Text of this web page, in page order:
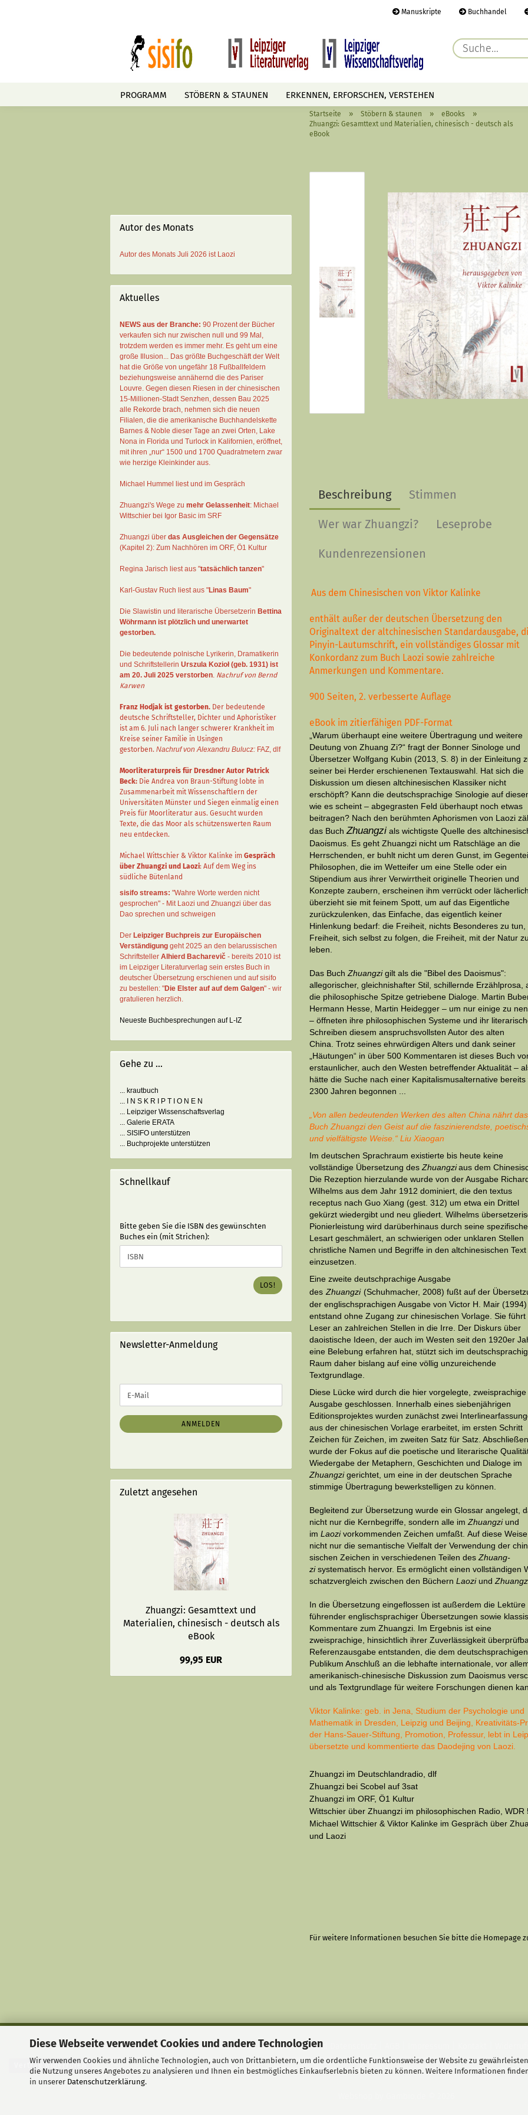
Diese Webseite verwendet Cookies und andere Technologien
Wir verwenden Cookies und ähnliche Technologien, auch von Drittanbietern, um die ordentliche Funktionsweise der Website zu
die Nutzung unseres Angebotes zu analysieren und Ihnen ein bestmögliches Einkaufserlebnis bieten zu können. Weitere Informationen
in unserer Datenschutzerklärung.
Manuskripte Buchhandel
PROGRAMM STÖBERN & STAUNEN ERKENNEN, ERFORSCHEN, VERSTEHEN
AUTOREN TERMINE HÖREN & SEHEN
Startseite » Stöbern & staunen » eBooks »
Zhuangzi: Gesamttext und Materialien, chinesisch - deutsch als
eBook
Beschreibung Stimmen
Wer war Zhuangzi? Leseprobe
Kundenrezensionen
Aus dem Chinesischen von Viktor Kalinke
enthält außer der deutschen Übersetzung den
Originaltext der altchinesischen Standardausgabe,
Pinyin-Lautumschrift, ein vollständiges Glossar mit
Konkordanz zum Buch Laozi sowie zahlreiche
Anmerkungen und Kommentare.
900 Seiten, 2. verbesserte Auflage
eBook im zitierfähigen PDF-Format
„Warum überhaupt eine weitere Übertragung und weitere
Deutung von Zhuang Zi?“ fragt der Bonner Sinologe und
Übersetzer Wolfgang Kubin (2013, S. 8) in der Einleitung
seiner bei Herder erschienenen Textauswahl. Hat sich die
Diskussion um diesen altchinesischen Klassiker nicht
erschöpft? Kann die deutschsprachige Sinologie auf
wie es scheint – abgegrasten Feld überhaupt noch etwas
beitragen? Nach den berühmten Aphorismen von Laozi
das BuchZhuangzi als wichtigste Quelle des
Daoismus. Es geht Zhuangzi nicht um Ratschläge an die
Herrschenden, er buhlt nicht um deren Gunst, im
Philosophen, die im Wetteifer um eine Stelle oder ein
Stipendium aus ihrer Verwirrtheit originelle Theorien und
Konzepte zaubern, erscheinen ihm verrückt oder
überzieht sie mit feinem Spott, um auf das Eigentliche
zurückzulenken, das Einfache, das eigentlich keiner
Hinlenkung bedarf: die Freiheit, nichts Besonderes zu tun,
Freiheit, sich selbst zu folgen, die Freiheit, mit der Natur zu
leben.
Das BuchZhuangzigilt als die "Bibel des Daoismus":
allegorischer, gleichnishafter Stil, schillernde Erzählprosa,
die philosophische Spitze getriebene Dialoge. Martin
Hermann Hesse, Martin Heidegger – um nur einige zu
– öffneten ihre philosophischen Systeme und ihr
Schreiben diesem anspruchsvollsten Autor des alten
China. Trotz seines ehrwürdigen Alters und dank seiner
„Häutungen“ in über 500 Kommentaren ist dieses Buch
erstaunlicher, auch den Westen betreffender Aktualität –
hätte die Suche nach einer Kapitalismusalternative bereits
2300 Jahren begonnen ...
„Von allen bedeutenden Werken des alten China nährt das
Buch Zhuangzi den Geist auf die faszinierendste,
und vielfältigste Weise.“ Liu Xiaogan
Im deutschen Sprachraum existierte bis heute keine
vollständige Übersetzung desZhuangziaus dem
Die Rezeption hierzulande wurde von der Ausgabe
Wilhelms aus dem Jahr 1912 dominiert, die den textus
receptus nach Guo Xiang (gest. 312) um etwa ein Drittel
gekürzt wiedergibt und neu gliedert. Wil­helms
Pionierleistung wird darüberhinaus durch seine spezifische
Lesart ge­schmälert, an schwierigen oder unklaren Stellen
christliche Namen und Begriffe in den alt­chinesischen Text
einzusetzen.
Eine zweite deutschprachige Ausgabe
des Zhuangzi (Schuhmacher, 2008) fußt auf der
der englischsprachigen Ausgabe von Victor H. Mair
entstand ohne Zugang zur chinesischen Vorlage. Sie führt
Leser an zahl­reichen Stellen in die Irre. Der Diskurs über
daoistische Ideen, der auch im Westen seit den 1920er
eine Belebung erfahren hat, stützt sich im
Raum daher bislang auf eine völlig unzureichende
Textgrundlage.
Diese Lücke wird durch die hier vorgelegte, zweisprachige
Ausgabe geschlos­sen. Inner­halb eines siebenjährigen
Editionsprojektes wurden zunächst zwei
aus der chi­­ne­si­schen Vorlage erarbeitet, im ersten Schritt
Zeichen für Zeichen, im zweiten Satz für Satz.
wurde der Fokus auf die poetische und literarische
Wiedergabe der Metaphern, Ge­schichten und Dialoge im
Zhuangzigerichtet, um eine in der deutschen Sprache
stimmige Übertragung bewerkstelligen zu können.
Begleitend zur Übersetzung wurde ein Glossar angelegt,
nicht nur die Kernbegriffe, sondern alle imZhuangziund
imLaozivorkommenden Zeichen umfaßt. Auf diese
nicht nur die seman­tische Vielfalt der Verwendung der
sischen Zeichen in ver­schiedenen Teilen desZhuang­­
zisystematisch hervor. Es ermöglicht einen vollständigen
schatzvergleich zwischen den BüchernLaoziund
In die Übersetzung eingeflossen ist außerdem die Lektüre
führender eng­lisch­sprachiger Übersetzungen sowie
Kommentare zum Zhuangzi. Im Ergebnis ist eine
zweisprachige, hin­sichtlich ihrer Zuverlässigkeit
Referenz­ausgabe ent­­stan­den, die dem deutsch­sprachigen
Publikum Anschluß an die lebhafte internationale, vor
ameri­kanisch-chinesische Diskussion zum Daoismus
und als Textgrundlage für weitere Forschungen dienen
Viktor Kalinke: geb. in Jena, Studium der Psychologie und
Mathematik in Dresden, Leipzig und Beijing, Kreativitäts-
der Hans-Sauer-Stiftung, Promotion, Professur, lebt in
übersetzte und kommentierte das Daodejing von Laozi.
Zhuangzi im Deutschlandradio , dlf
Zhuangzi bei Scobel auf 3sat
Zhuangzi im ORF, Ö1 Kultur
Wittschier über Zhuangzi im philosophischen Radio , WDR
Michael Wittschier & Viktor Kalinke im Gespräch über
und Laozi
Für weitere Informationen besuchen Sie bitte die Homepage
Autor des Monats
Autor des Monats Juli 2026 ist Laozi
Aktuelles
NEWS aus der Branche: 90 Prozent der Bücher
verkaufen sich nur zwischen null und 99 Mal ,
trotzdem werden es immer mehr. Es geht um eine
große Illusion... Das größte Buchgeschäft der Welt
hat die Größe von ungefähr 18 Fußballfeldern
beziehungsweise annähernd die des Pariser
Louvre. Gegen diesen Riesen in der chinesischen
15-Millionen-Stadt Senzhen, dessen Bau 2025
alle Rekorde brach, nehmen sich die neuen
Filialen, die die amerikanische Buchhandelskette
Barnes & Noble dieser Tage an zwei Orten, Lake
Nona in Florida und Turlock in Kalifornien, eröffnet,
mit ihren „nur“ 1500 und 1700 Quadratmetern zwar
wie herzige Kleinkinder aus.
Michael Hummel liest und im Gespräch
Zhuangzi's Wege zu mehr Gelassenheit: Michael
Wittschier bei Igor Basic im SRF
Zhuangzi über das Ausgleichen der Gegensätze
(Kapitel 2): Zum Nachhören im ORF, Ö1 Kultur
Regina Jarisch liest aus "tatsächlich tanzen"
Karl-Gustav Ruch liest aus "Linas Baum"
Die Slawistin und literarische Übersetzerin Bettina
Wöhrmann ist plötzlich und unerwartet
gestorben.
Die bedeutende polnische Lyrikerin, Dramatikerin
und Schriftstellerin Urszula Kozioł (geb. 1931) ist
am 20. Juli 2025 verstorben. Nachruf von Bernd
Karwen
Franz Hodjak ist gestorben. Der bedeutende
deutsche Schriftsteller, Dichter und Aphoristiker
ist am 6. Juli nach langer schwerer Krankheit im
Kreise seiner Familie in Usingen
gestorben. Nachruf von Alexandru Bulucz: FAZ, dlf
Moorliteraturpreis für Dresdner Autor Patrick
Beck: Die Andrea von Braun-Stiftung lobte in
Zusammenarbeit mit Wissenschaftlern der
Universitäten Münster und Siegen einmalig einen
Preis für Moorliteratur aus. Gesucht wurden
Texte, die das Moor als schützenswerten Raum
neu entdecken.
Michael Wittschier & Viktor Kalinke im Gespräch
über Zhuangzi und Laozi: Auf dem Weg ins
südliche Bütenland
sisifo streams: "Wahre Worte werden nicht
gesprochen" - Mit Laozi und Zhuangzi über das
Dao sprechen und schweigen
Der Leipziger Buchpreis zur Europäischen
Verständigung geht 2025 an den belarussischen
Schriftsteller Alhierd Bacharevič - bereits 2010 ist
im Leipziger Literaturverlag sein erstes Buch in
deutscher Übersetzung erschienen und auf sisifo
zu bestellen: "Die Elster auf auf dem Galgen" - wir
gratulieren herzlich.
Neueste Buchbesprechungen auf L-IZ
Gehe zu ...
... krautbuch
... I N S K R I P T I O N E N
... Leipziger Wissenschaftsverlag
... Galerie ERATA
... SISIFO unterstützen
... Buchprojekte unterstützen
Schnellkauf
BITTE
GEBEN
SIE
DIE
ISBN
(MIT
STRICHEN):
Bitte geben Sie die ISBN des gewünschten
Buches ein (mit Strichen):
LOS!
Newsletter-Anmeldung
ZUR
ANMELDUNG
E-
Mail
ANMELDEN
Zuletzt angesehen
Zhuangzi: Gesamttext und
Materialien, chinesisch - deutsch als
eBook
99,95 EUR
Liefer- und Versandkosten|Privatsphäre und Datenschutz
Vertrag widerrufen